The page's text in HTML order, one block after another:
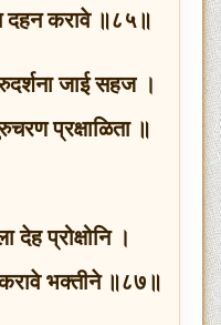
दहन करावे ॥८५॥
जाई सहज ।
प्रक्षाळिता ॥
देह प्रोक्षोनि ।
करावे भक्तीने ॥८७॥